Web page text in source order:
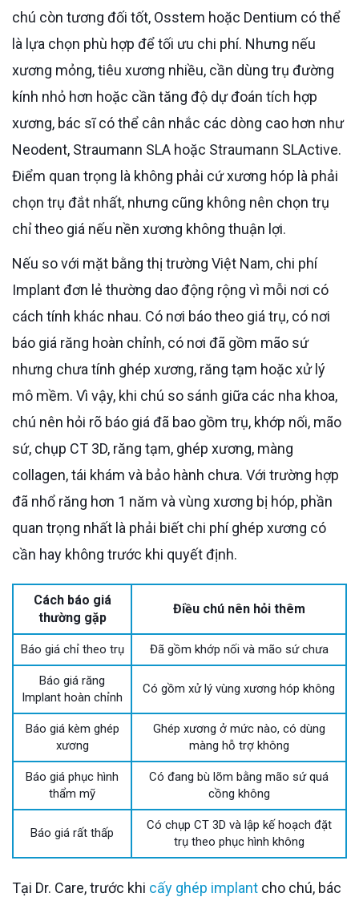
chú còn tương đối tốt, Osstem hoặc Dentium có thể
là lựa chọn phù hợp để tối ưu chi phí. Nhưng nếu
xương mỏng, tiêu xương nhiều, cần dùng trụ đường
kính nhỏ hơn hoặc cần tăng độ dự đoán tích hợp
xương, bác sĩ có thể cân nhắc các dòng cao hơn như
Neodent, Straumann SLA hoặc Straumann SLActive.
Điểm quan trọng là không phải cứ xương hóp là phải
chọn trụ đắt nhất, nhưng cũng không nên chọn trụ
chỉ theo giá nếu nền xương không thuận lợi.
Nếu so với mặt bằng thị trường Việt Nam, chi phí
Implant đơn lẻ thường dao động rộng vì mỗi nơi có
cách tính khác nhau. Có nơi báo theo giá trụ, có nơi
báo giá răng hoàn chỉnh, có nơi đã gồm mão sứ
nhưng chưa tính ghép xương, răng tạm hoặc xử lý
mô mềm. Vì vậy, khi chú so sánh giữa các nha khoa,
chú nên hỏi rõ báo giá đã bao gồm trụ, khớp nối, mão
sứ, chụp CT 3D, răng tạm, ghép xương, màng
collagen, tái khám và bảo hành chưa. Với trường hợp
đã nhổ răng hơn 1 năm và vùng xương bị hóp, phần
quan trọng nhất là phải biết chi phí ghép xương có
cần hay không trước khi quyết định.
Cách báo giá
thường gặp
Điều chú nên hỏi thêm
Báo giá chỉ theo trụ Đã gồm khớp nối và mão sứ chưa
Báo giá răng
Implant hoàn chỉnh
Có gồm xử lý vùng xương hóp không
Báo giá kèm ghép
xương
Ghép xương ở mức nào, có dùng
màng hỗ trợ không
Báo giá phục hình
thẩm mỹ
Có đang bù lõm bằng mão sứ quá
cồng không
Báo giá rất thấp
Có chụp CT 3D và lập kế hoạch đặt
trụ theo phục hình không
Tại Dr. Care, trước khi cấy ghép implant cho chú, bác